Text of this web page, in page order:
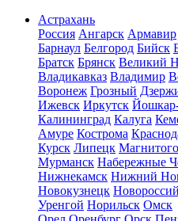
Астрахань
Россия Ангарск Армавир
Барнаул Белгород Бийск
Братск Брянск Великий
Владикавказ Владимир
Воронеж Грозный
Ижевск Иркутск
Калининград Калуга
Амуре Кострома
Курск Липецк
Мурманск Набережные
Нижнекамск Нижний
Новокузнецк
Уренгой Норильск Омск